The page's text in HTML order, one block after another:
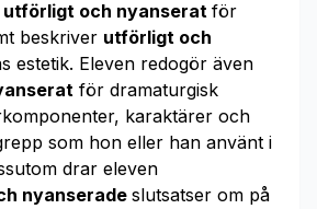
utförligt och nyanserat för
beskriver utförligt och
estetik. Eleven redogör även
för dramaturgisk
karaktärer och
som hon eller han använt i
drar eleven
nyanserade slutsatser om på